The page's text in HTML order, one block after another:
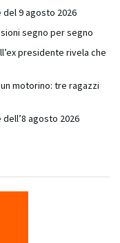
9 agosto 2026
segno per segno
presidente rivela che
motorino: tre ragazzi
agosto 2026